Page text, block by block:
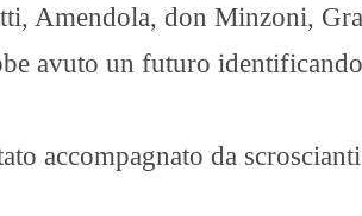
Amendola, don Minzoni,
avuto un futuro
accompagnato da scroscianti